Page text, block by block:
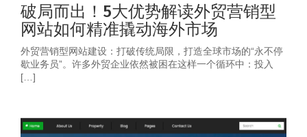
破局而出！5大优势解读外贸营销型
网站如何精准撬动海外市场
外贸营销型网站建设：打破传统局限，打造全球市场的“永不停
歇业务员”。许多外贸企业依然被困在这样一个循环中：投入
[…]